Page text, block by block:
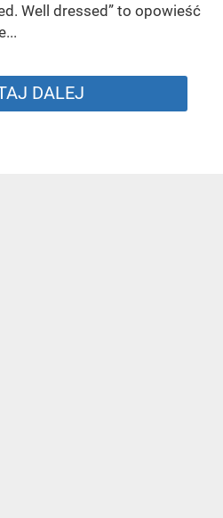
Well dressed” to opowieść
DALEJ